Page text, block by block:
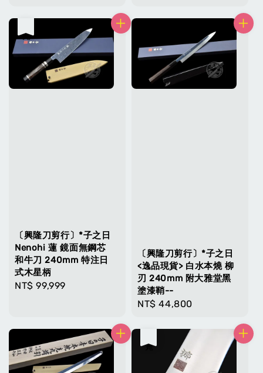
〔興隆刀剪行〕*子之日
Nenohi 蓮 鏡面無鋼芯
和牛刀 240mm 特注日
式木星柄
Regular
NT$ 99,999
〔興隆刀剪行〕*子之日
<逸品現貨> 白水本燒 柳
刃 240mm 附大雅堂黑
塗漆鞘--
Regular
NT$ 44,800